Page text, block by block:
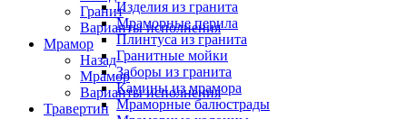
Изделия из гранита
Мраморные перила
Плинтуса из гранита
Гранитные мойки
Заборы из гранита
Камины из мрамора
Мраморные балюстрады
Гранит
Варианты исполнения
Мрамор
Назад
Мрамор
Варианты исполнения
Травертин